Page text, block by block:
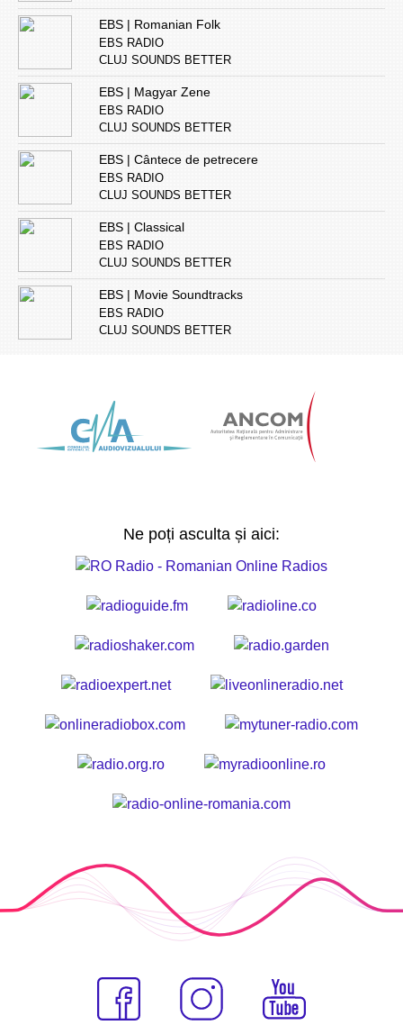
EBS | Romanian Folk
EBS RADIO
CLUJ SOUNDS BETTER
EBS | Magyar Zene
EBS RADIO
CLUJ SOUNDS BETTER
EBS | Cântece de petrecere
EBS RADIO
CLUJ SOUNDS BETTER
EBS | Classical
EBS RADIO
CLUJ SOUNDS BETTER
EBS | Movie Soundtracks
EBS RADIO
CLUJ SOUNDS BETTER
Ne poți asculta și aici: